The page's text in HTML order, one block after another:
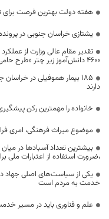
هفته دولت بهترین فرصت
یشتازی خراسان جنوبی در
تقدیر مقام عالی وزارت از
۴۶۰۰ دانش‌آموز زیر چتر «طرح حامی»
۱۸۵ بیمار هموفیلی در
دارند
خانواده را مهمترین رکن
موضوع میراث فرهنگی، امری
بیشترین تعداد آسبادها در
،ضرورت استفاده از اعتبارات ملی
یکی از سیاست‌های اصلی جهاد
خدمت به مردم است
علم و فناوری باید در مسیر